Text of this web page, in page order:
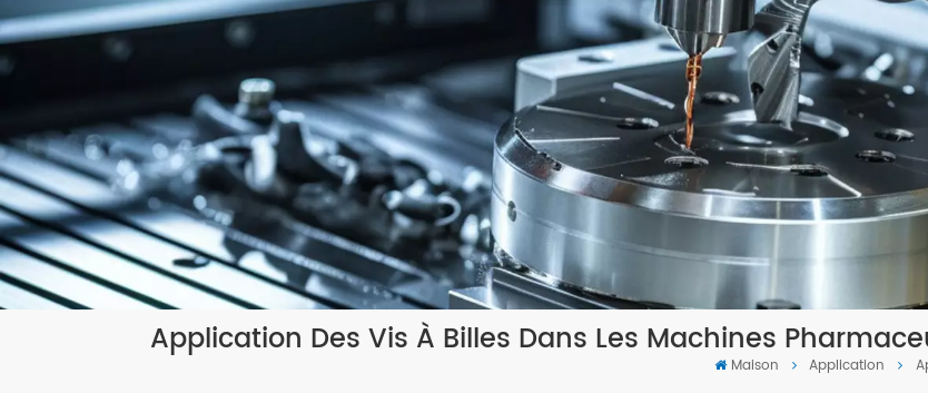
Application Des Vis À Billes Dans Les Machines
Maison Application